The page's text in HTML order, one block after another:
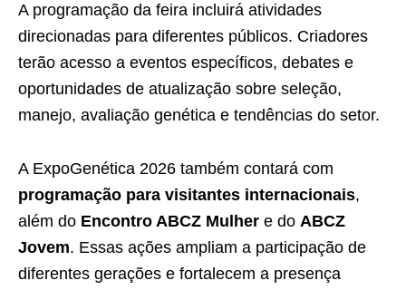
A programação da feira incluirá atividades
direcionadas para diferentes públicos. Criadores
terão acesso a eventos específicos, debates e
oportunidades de atualização sobre seleção,
manejo, avaliação genética e tendências do setor.
A ExpoGenética 2026 também contará com
programação para visitantes internacionais,
além do Encontro ABCZ Mulher e do ABCZ
Jovem. Essas ações ampliam a participação de
diferentes gerações e fortalecem a presença